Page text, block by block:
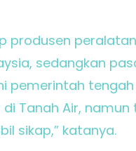
produsen
sedangkan
pemerintah
Tanah Air,
sikap,” katanya.